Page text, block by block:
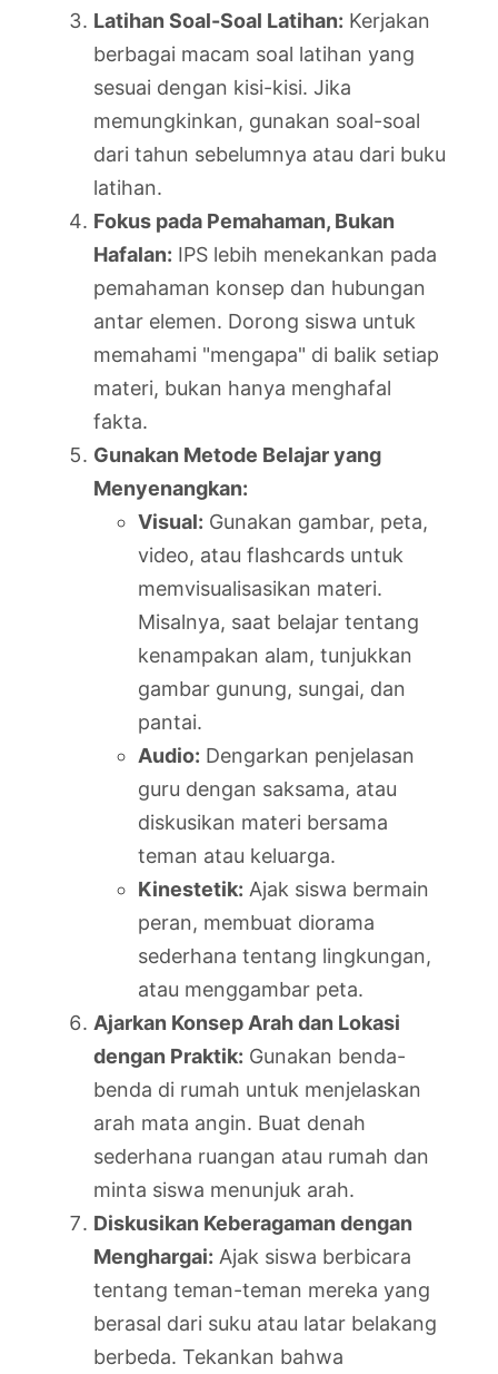
Latihan Soal-Soal Latihan: Kerjakan
berbagai macam soal latihan yang
sesuai dengan kisi-kisi. Jika
memungkinkan, gunakan soal-soal
dari tahun sebelumnya atau dari buku
latihan.
Fokus pada Pemahaman, Bukan
Hafalan: IPS lebih menekankan pada
pemahaman konsep dan hubungan
antar elemen. Dorong siswa untuk
memahami "mengapa" di balik setiap
materi, bukan hanya menghafal
fakta.
Gunakan Metode Belajar yang
Menyenangkan:
Visual: Gunakan gambar, peta,
video, atau flashcards untuk
memvisualisasikan materi.
Misalnya, saat belajar tentang
kenampakan alam, tunjukkan
gambar gunung, sungai, dan
pantai.
Audio: Dengarkan penjelasan
guru dengan saksama, atau
diskusikan materi bersama
teman atau keluarga.
Kinestetik: Ajak siswa bermain
peran, membuat diorama
sederhana tentang lingkungan,
atau menggambar peta.
Ajarkan Konsep Arah dan Lokasi
dengan Praktik: Gunakan benda-
benda di rumah untuk menjelaskan
arah mata angin. Buat denah
sederhana ruangan atau rumah dan
minta siswa menunjuk arah.
Diskusikan Keberagaman dengan
Menghargai: Ajak siswa berbicara
tentang teman-teman mereka yang
berasal dari suku atau latar belakang
berbeda. Tekankan bahwa